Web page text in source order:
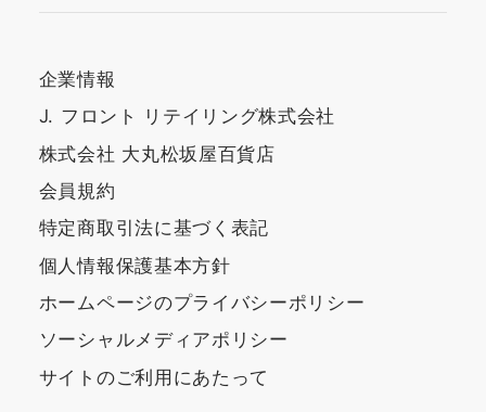
企業情報
J. フロント リテイリング株式会社
株式会社 大丸松坂屋百貨店
会員規約
特定商取引法に基づく表記
個人情報保護基本方針
ホームページのプライバシーポリシー
ソーシャルメディアポリシー
サイトのご利用にあたって